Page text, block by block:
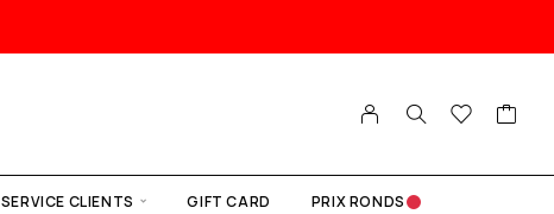
SERVICE CLIENTS GIFT CARD PRIX RONDS